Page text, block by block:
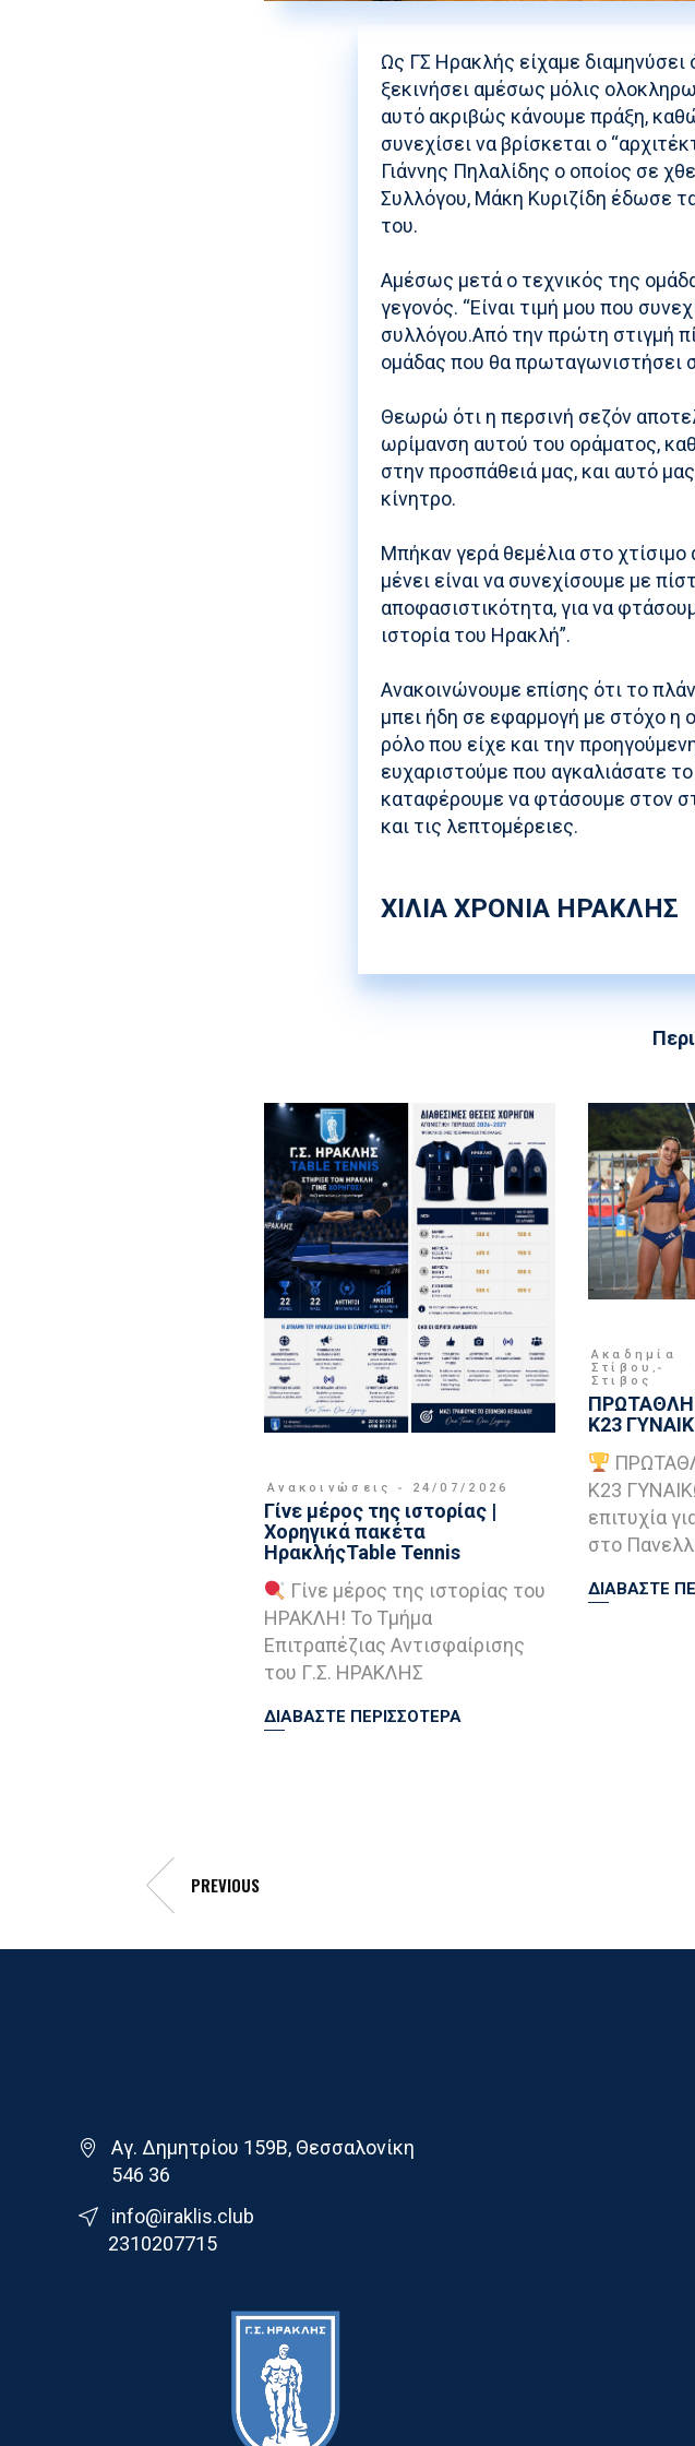
Ως ΓΣ Ηρακλής είχαμε διαμηνύσει
ξεκινήσει αμέσως μόλις
αυτό ακριβώς κάνουμε πράξη,
συνεχίσει να βρίσκεται ο
Γιάννης Πηλαλίδης ο οποίος σε
Συλλόγου, Μάκη Κυριζίδη έδωσε
του.
Αμέσως μετά ο τεχνικός της
γεγονός. “Είναι τιμή μου που
συλλόγου.Από την πρώτη στιγμή
ομάδας που θα πρωταγωνιστήσει
Θεωρώ ότι η περσινή σεζόν
ωρίμανση αυτού του οράματος,
στην προσπάθειά μας, και αυτό
κίνητρο.
Μπήκαν γερά θεμέλια στο
μένει είναι να συνεχίσουμε με
αποφασιστικότητα, για να
ιστορία του Ηρακλή”.
Ανακοινώνουμε επίσης ότι το
μπει ήδη σε εφαρμογή με στόχο η
ρόλο που είχε και την
ευχαριστούμε που αγκαλιάσατε
καταφέρουμε να φτάσουμε στον
και τις λεπτομέρειες.
ΧΙΛΙΑ ΧΡΟΝΙΑ ΗΡΑΚΛΗΣ
Ανακοινώσεις 24/07/2026
Γίνε μέρος της ιστορίας |
Χορηγικά πακέτα
ΗρακλήςTable Tennis
Γίνε μέρος της ιστορίας του
ΗΡΑΚΛΗ! Το Τμήμα
Επιτραπέζιας Αντισφαίρισης
του Γ.Σ. ΗΡΑΚΛΗΣ
ΔΙΑΒΑΣΤΕ ΠΕΡΙΣΣΟΤΕΡΑ
Ακαδημία
Στίβου ,
Στιβος
Κ23
Κ23
επιτυχία
στο
ΔΙΑΒΑΣΤΕ
PREVIOUS
Αγ. Δημητρίου 159Β, Θεσσαλονίκη
546 36
info@iraklis.club
2310207715